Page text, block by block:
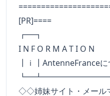
[PR]====
I N F O R M A T I O N
┃ｉ┃AntenneFranceに
◇◇姉妹サイト・メール